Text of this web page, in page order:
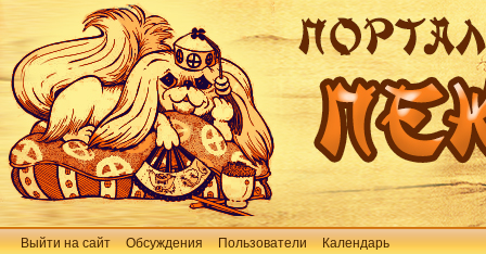
Выйти на сайт Обсуждения Пользователи Календарь